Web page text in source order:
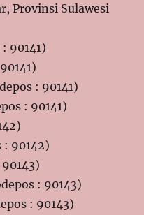
Provinsi Sulawesi
90141)
: 90141)
: 90141)
: 90142)
: 90143)
: 90143)